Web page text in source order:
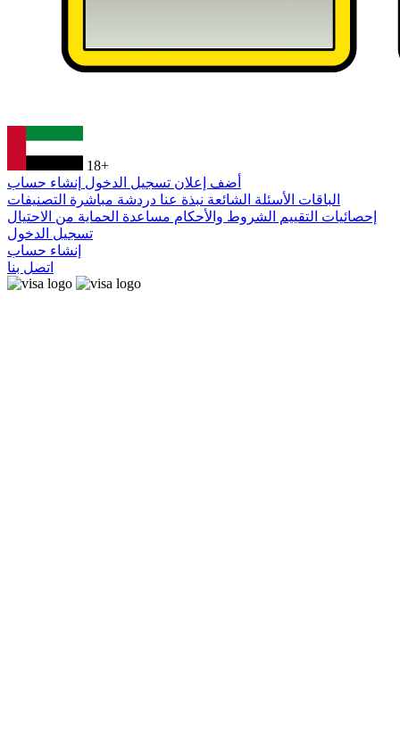
18+
أضف إعلان تسجيل الدخول إنشاء حساب
الباقات الأسئلة الشائعة نبذة عنا دردشة مباشرة التصنيفات
إحصائيات التقييم
الشروط والأحكام مساعدة الحماية من الاحتيال
تسجيل الدخول
إنشاء حساب
اتصل بنا